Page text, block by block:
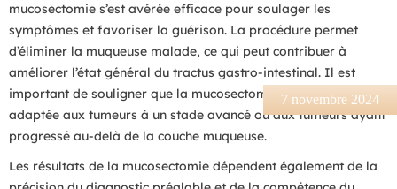
7 novembre 2024
mucosectomie s’est avérée efficace pour soulager les
symptômes et favoriser la guérison. La procédure permet
d’éliminer la muqueuse malade, ce qui peut contribuer à
améliorer l’état général du tractus gastro-intestinal. Il est
important de souligner que la mucosectomie peut ne pas être
adaptée aux tumeurs à un stade avancé ou aux tumeurs ayant
progressé au-delà de la couche muqueuse.
Les résultats de la mucosectomie dépendent également de la